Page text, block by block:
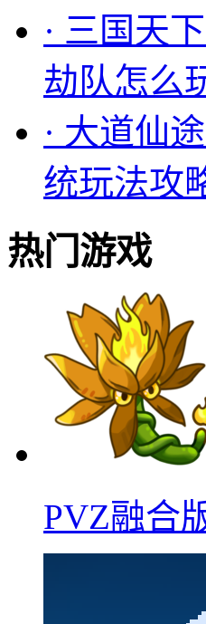
· 三国天
劫队怎么
· 大道仙
统玩法攻
热门游戏
PVZ融合